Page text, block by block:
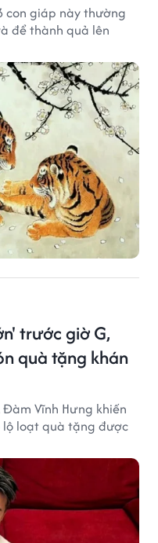
con giáp này thường
để thành quả lên
trước giờ G,
quà tặng khán
Vĩnh Hưng khiến
lộ loạt quà tặng được